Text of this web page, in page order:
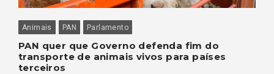
Animais PAN Parlamento
PAN quer que Governo defenda fim do
transporte de animais vivos para países
terceiros